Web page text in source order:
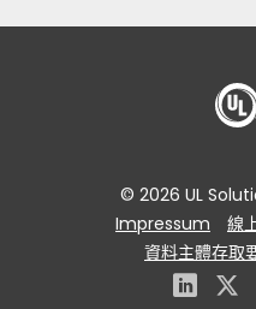
© 2026 UL
Impressum
線
資料主體存取